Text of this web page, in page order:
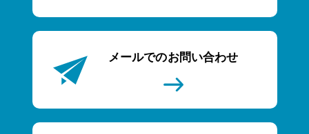
メールでのお問い合わせ